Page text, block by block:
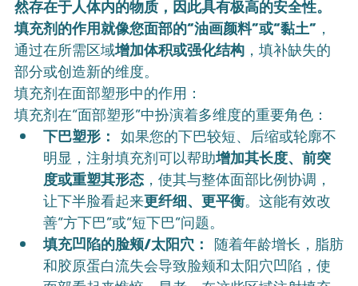
然存在于人体内的物质，因此具有极高的安全性。
填充剂的作用就像您面部的“油画颜料”或“黏土” ，
通过在所需区域增加体积或强化结构 ，填补缺失的
部分或创造新的维度。
填充剂在面部塑形中的作用：
填充剂在“面部塑形”中扮演着多维度的重要角色：
下巴塑形： 如果您的下巴较短、后缩或轮廓不
明显，注射填充剂可以帮助增加其长度、前突
度或重塑其形态，使其与整体面部比例协调，
让下半脸看起来更纤细、更平衡。这能有效改
善“方下巴”或“短下巴”问题。
填充凹陷的脸颊/太阳穴： 随着年龄增长，脂肪
和胶原蛋白流失会导致脸颊和太阳穴凹陷，使